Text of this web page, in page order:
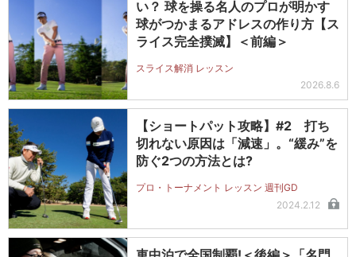
い？ 球を操る名人のプロが明かす
球がつかまるアドレスの作り方【ス
ライス完全撲滅】＜前編＞
スライス解消 レッスン
2026.8.6
【ショートパット攻略】#2 打ち
切れない原因は「減速」。“緩み”を
防ぐ2つの方法とは?
プロ・トーナメント レッスン 週刊GD
2024.2.12